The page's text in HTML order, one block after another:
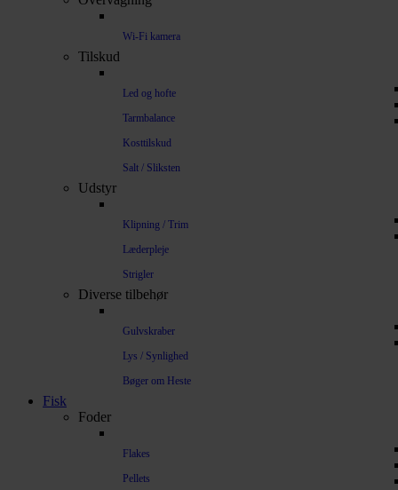
Wi-Fi kamera
Tilskud
Led og hofte
Tarmbalance
Kosttilskud
Salt / Sliksten
Udstyr
Klipning / Trim
Læderpleje
Strigler
Diverse tilbehør
Gulvskraber
Lys / Synlighed
Bøger om Heste
Fisk
Foder
Flakes
Pellets